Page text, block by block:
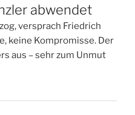
abwendet
versprach Friedrich
keine Kompromisse. Der
aus – sehr zum Unmut